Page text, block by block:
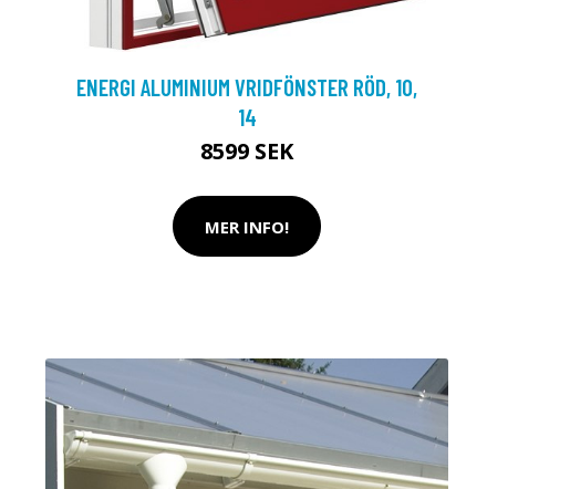
ENERGI ALUMINIUM VRIDFÖNSTER RÖD, 10,
14
8599 SEK
MER INFO!